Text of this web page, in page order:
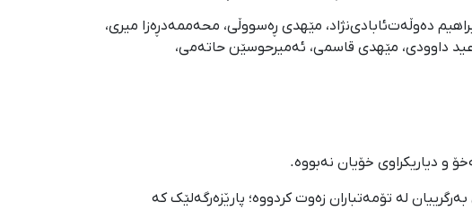
دەوڵەت‌ئابادی‌نژاد، مێهدی ڕەسووڵی، محەممەدڕەزا میری،
داوودی، مێهدی قاسمی، ئەمیرحوسێن حاتەمی،
و دیاریکراوی خۆیان نەبووە.
لە تۆمەتباران زەوت کردووە؛ پارێزەرگەلێک کە